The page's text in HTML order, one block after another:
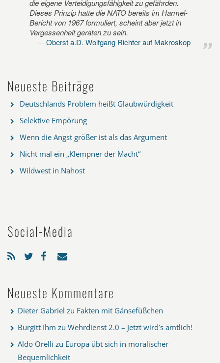
die eigene Verteidigungsfähigkeit zu gefährden.
Dieses Prinzip hatte die NATO bereits im Harmel-
Bericht von 1967 formuliert, scheint aber jetzt in
Vergessenheit geraten zu sein.
Oberst a.D. Wolfgang Richter auf Makroskop
Neueste Beiträge
Deutschlands Problem heißt Glaubwürdigkeit
Selektive Empörung
Wenn die Angst größer ist als das Argument
Nicht mal ein „Klempner der Macht“
Wildwest in Nahost
Social-Media
Neueste Kommentare
Dieter Gabriel zu Fakten mit Gänsefüßchen
Burgitt Ihm zu Wehrdienst 2.0 – Jetzt wird’s amtlich!
Aldo Orelli zu Europa übt sich in moralischer
Bequemlichkeit